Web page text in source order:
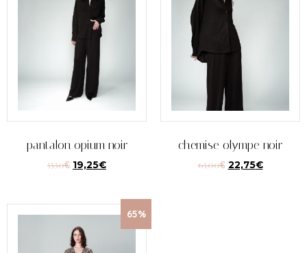
pantalon opium noir
55,50€ 19,25€
chemise olympe noir
65,00€ 22,75€
65%